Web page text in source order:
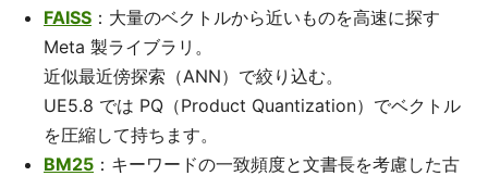
FAISS ：大量のベクトルから近いものを高速に探す
Meta 製ライブラリ。
近似最近傍探索（ANN）で絞り込む。
UE5.8 では PQ（Product Quantization）でベクトル
を圧縮して持ちます。
BM25 ：キーワードの一致頻度と文書長を考慮した古